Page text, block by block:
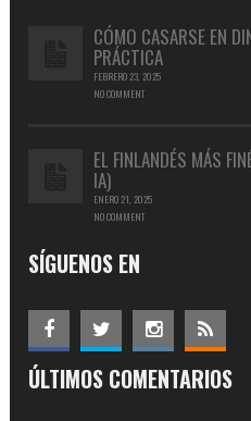
CÓMO CASARSE EN
PRÁCTICA
FEBRERO 23, 2025
NO COMMENT
EL FINLANDÉS MÁS
IA)
ENERO 21, 2025
NO COMMENT
SÍGUENOS EN
ÚLTIMOS COMENTARIOS